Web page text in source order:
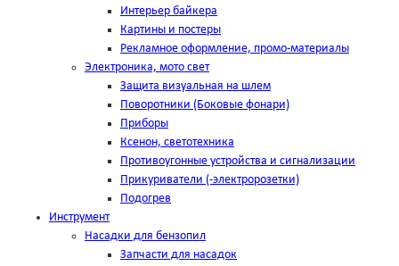
Интерьер байкера
Картины и постеры
Рекламное оформление, промо-материалы
Электроника, мото свет
Защита визуальная на шлем
Поворотники (Боковые фонари)
Приборы
Ксенон, светотехника
Противоугонные устройства и сигнализации
Прикуриватели (-электророзетки)
Подогрев
Инструмент
Насадки для бензопил
Запчасти для насадок